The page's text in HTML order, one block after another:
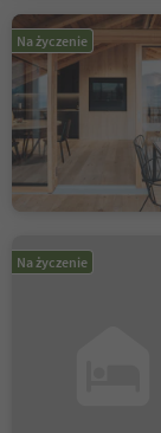
Na życzenie
Na życzenie